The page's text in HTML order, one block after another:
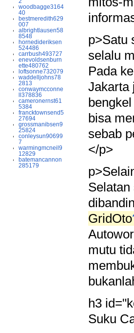
woodbagge3164
40
bestmeredith629
007
albrightlausen58
8548
hornedideriksen
524486
carrbush493727
enevoldsenburn
ette480762
loftsonne732079
waddelljohns78
2813
conwaymcconne
ll378836
cameronernst61
5384
francktownsend5
27694
grossmanibsen9
25824
conleysun90699
7
warmingmcneil9
12829
batemancannon
285179
p>Satu
selalu
Pada
Jakarta
bisa
sebab
</p>
GridOto
mutu
h3
Suku